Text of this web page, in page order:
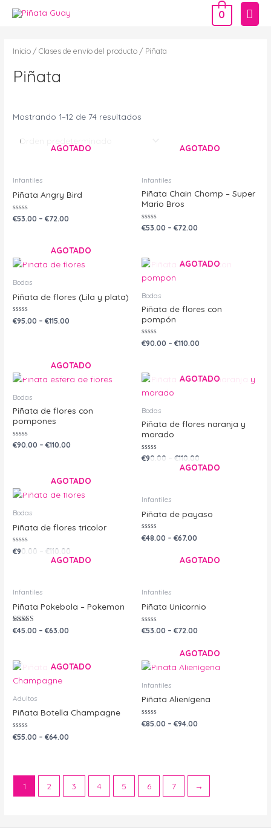
0
Inicio / Clases de envío del producto / Piñata
Piñata
Mostrando 1–12 de 74 resultados
AGOTADO
Infantiles
Piñata Angry Bird
Valorado
€53.00 –€72.00
AGOTADO
Infantiles
Piñata Chain Chomp – Super
Mario Bros
Valorado
€53.00 – €72.00
AGOTADO
Bodas
Piñata de flores (Lila y plata)
Valorado
con
€95.00 –€115.00
AGOTADO
Bodas
Piñata de flores con
pompón
Valorado
con
€90.00 – €110.00
AGOTADO
Bodas
Piñata de flores con
pompones
Valorado
€90.00 –€110.00
AGOTADO
Bodas
Piñata de flores naranja y
morado
Valorado
€90.00 €110.00
AGOTADO
Bodas
Piñata de flores tricolor
Valorado
con
€90.00 €110.00
AGOTADO
Infantiles
Piñata de payaso
Valorado
con
€48.00 – €67.00
AGOTADO
Infantiles
Piñata Pokebola – Pokemon
Valorado con
€45.00 –€63.00
AGOTADO
Infantiles
Piñata Unicornio
Valorado
€53.00 – €72.00
AGOTADO
Adultos
Piñata Botella Champagne
Valorado
con
€55.00 –€64.00
AGOTADO
Infantiles
Piñata Alienígena
Valorado
con
€85.00 – €94.00
1 2 3 4 5 6 7 →